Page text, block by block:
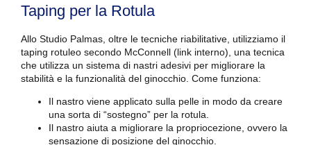
Taping per la Rotula
Allo Studio Palmas, oltre le tecniche riabilitative, utilizziamo il
taping rotuleo secondo McConnell (link interno), una tecnica
che utilizza un sistema di nastri adesivi per migliorare la
stabilità e la funzionalità del ginocchio. Come funziona:
Il nastro viene applicato sulla pelle in modo da creare
una sorta di “sostegno” per la rotula.
Il nastro aiuta a migliorare la propriocezione, ovvero la
sensazione di posizione del ginocchio.